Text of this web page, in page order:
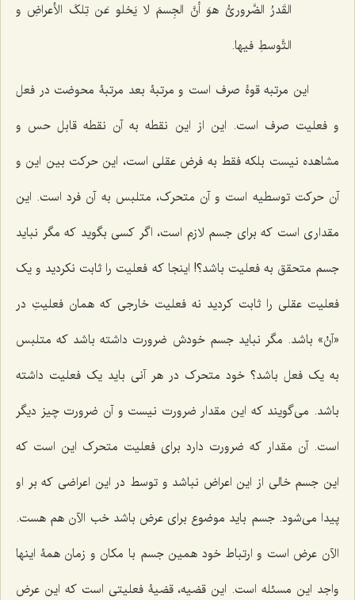
القَدرُ الضَّروریُّ هوَ أنَّ الجِسمَ لا یَخلو عَن تِلکَ الأعراضِ و
التَّوسطِ فیها.
این مرتبه قوۀ صرف است و مرتبۀ بعد مرتبۀ محوضت در فعل
و فعلیت صرف است. این از این نقطه به آن نقطه قابل حس و
مشاهده نیست بلکه فقط به فرض عقلی است، این حرکت بین این و
آن حرکت توسطیه است و آن متحرک، متلبس به آن فرد است. این
مقداری است که برای جسم لازم است، اگر کسی بگوید که مگر نباید
جسم متحقق به فعلیت باشد؟! اینجا که فعلیت را ثابت نکردید و یک
فعلیت عقلی را ثابت کردید نه فعلیت خارجی که همان فعلیتِ در
«آنْ» باشد. مگر نباید جسم خودش ضرورت داشته باشد که متلبس
به یک فعل باشد؟ خود متحرک در هر آنی باید یک فعلیت داشته
باشد. می‌گویند که این مقدار ضرورت نیست و آن ضرورت چیز دیگر
است. آن مقدار که ضرورت دارد برای فعلیت متحرک این است که
این جسم خالی از این اعراض نباشد و توسط در این اعراضی که بر او
پیدا می‌شود. جسم باید موضوع برای عرض باشد خب الآن هم هست.
الآن عرض است و ارتباط خود همین جسم با مکان و زمان همۀ اینها
واجد این مسئله است. این قضیه، قضیۀ فعلیتی است که این عرض